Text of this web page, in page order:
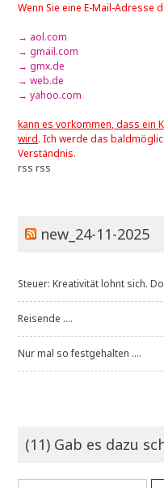
Wenn Sie eine E-Mail-Adresse
→ aol.com
→ gmail.com
→ gmx.de
→ web.de
→ yahoo.com
kann es vorkommen, dass ein
wird. Ich werde das
Verständnis.
rss rss
new_24-11-2025
Steuer: Kreativität lohnt sich.
Reisende ....
Nur mal so festgehalten ....
(11) Gab es dazu
Suchen